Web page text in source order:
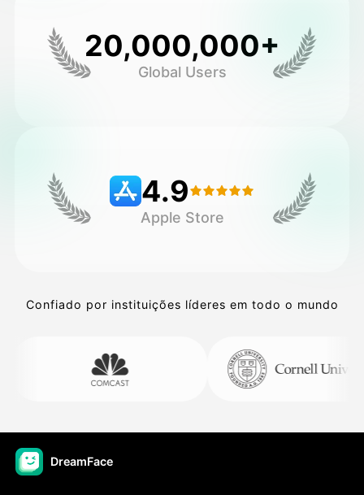
20,000,000+
Global Users
4.9
Apple Store
Confiado por instituições líderes em todo o mundo
DreamFace